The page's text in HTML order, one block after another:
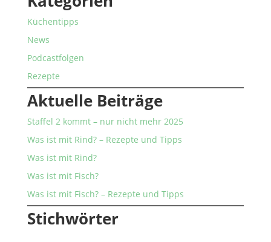
Küchentipps
News
Podcastfolgen
Rezepte
Aktuelle Beiträge
Staffel 2 kommt – nur nicht mehr 2025
Was ist mit Rind? – Rezepte und Tipps
Was ist mit Rind?
Was ist mit Fisch?
Was ist mit Fisch? – Rezepte und Tipps
Stichwörter